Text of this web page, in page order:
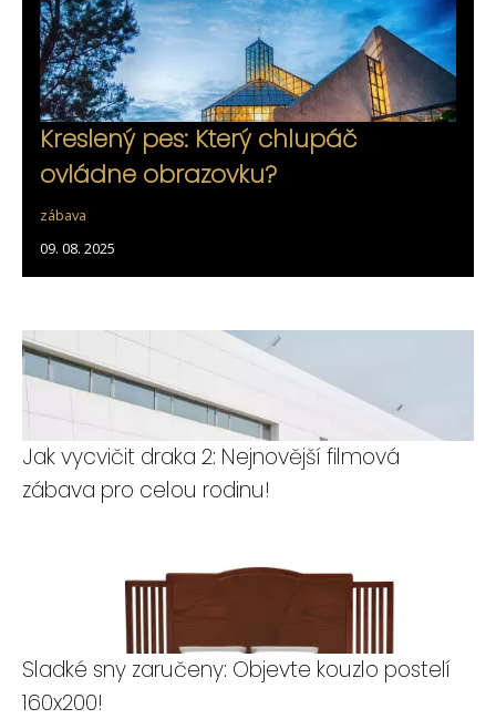
Kreslený pes: Který chlupáč
ovládne obrazovku?
zábava
09. 08. 2025
Jak vycvičit draka 2: Nejnovější filmová
zábava pro celou rodinu!
Sladké sny zaručeny: Objevte kouzlo postelí
160x200!